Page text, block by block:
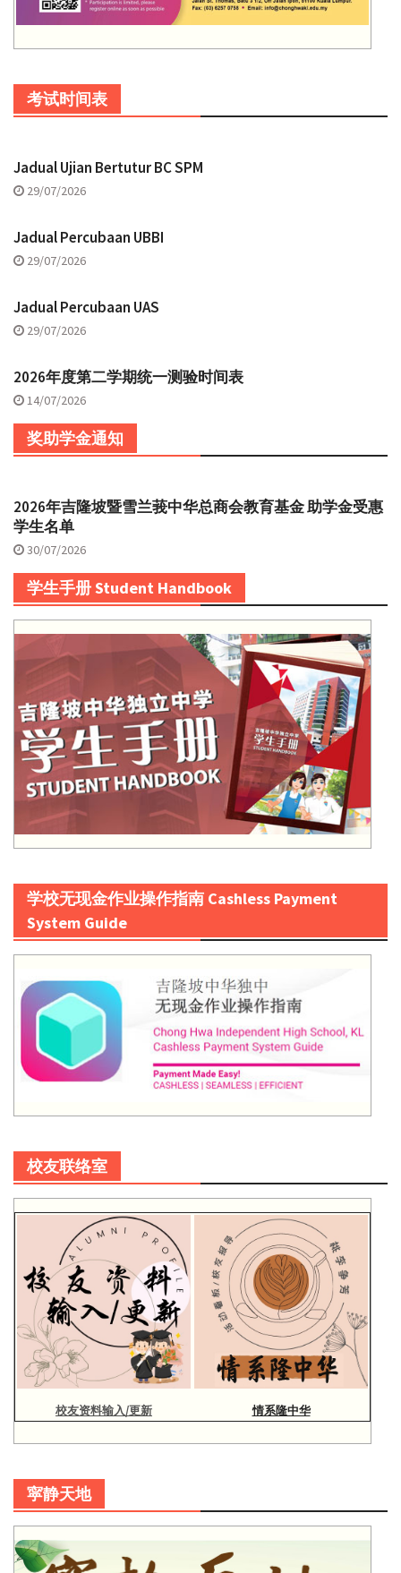
考试时间表
Jadual Ujian Bertutur BC SPM
29/07/2026
Jadual Percubaan UBBI
29/07/2026
Jadual Percubaan UAS
29/07/2026
2026年度第二学期统一测验时间表
14/07/2026
奖助学金通知
2026年吉隆坡暨雪兰莪中华总商会教育基金 助学金受惠
学生名单
30/07/2026
学生手册 Student Handbook
学校无现金作业操作指南 Cashless Payment
System Guide
校友联络室
校友资料输入/更新 情系隆中华
寜静天地